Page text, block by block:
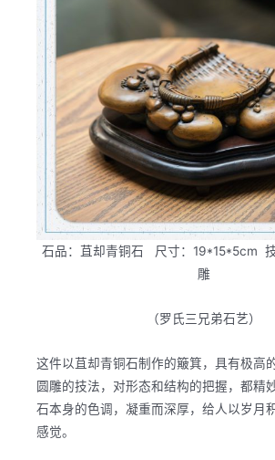
石品：苴却青铜石 尺寸：19*15*5cm
雕
（罗氏三兄弟石艺）
这件以苴却青铜石制作的簸箕，具有极高
圆雕的技法，对形态和结构的把握，都精
石本身的色调，凝重而深厚，给人以岁月
感觉。